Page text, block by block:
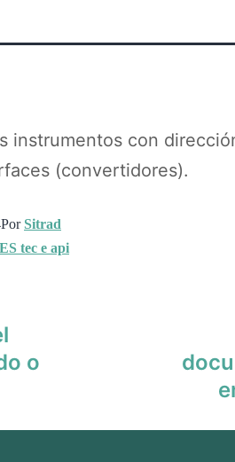
instrumentos con
(convertidores).
PorSitrad
tec e api
o